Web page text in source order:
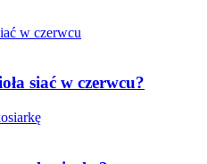
siać w czerwcu?